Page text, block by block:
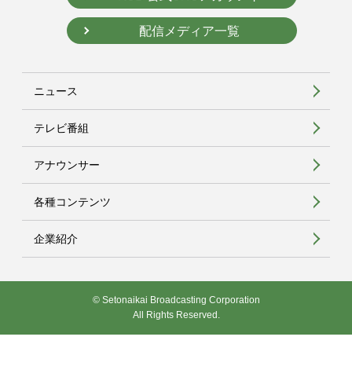
配信メディア一覧
ニュース
テレビ番組
アナウンサー
各種コンテンツ
企業紹介
© Setonaikai Broadcasting Corporation
All Rights Reserved.